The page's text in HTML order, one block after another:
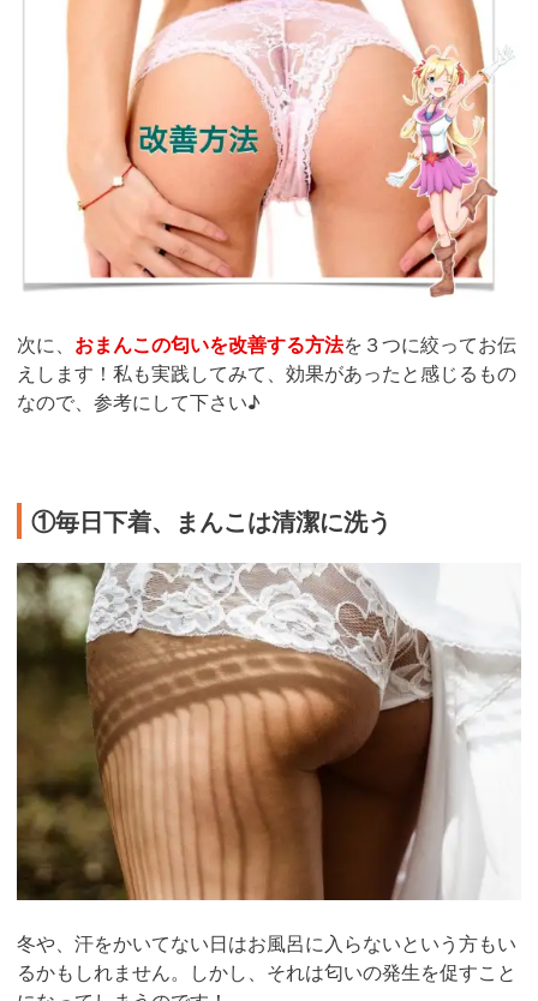
次に、 おまんこの匂いを改善する方法を３つに絞ってお伝
えします！私も実践してみて、効果があったと感じるもの
なので、参考にして下さい♪
①毎日下着、まんこは清潔に洗う
冬や、汗をかいてない日はお風呂に入らないという方もい
るかもしれません。しかし、それは匂いの発生を促すこと